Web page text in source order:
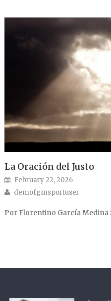
La Oración del Justo
Posted on
February 22, 2026
Author
demofgmsportuser
Por Florentino García Medina